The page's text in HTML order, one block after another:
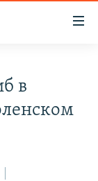
в